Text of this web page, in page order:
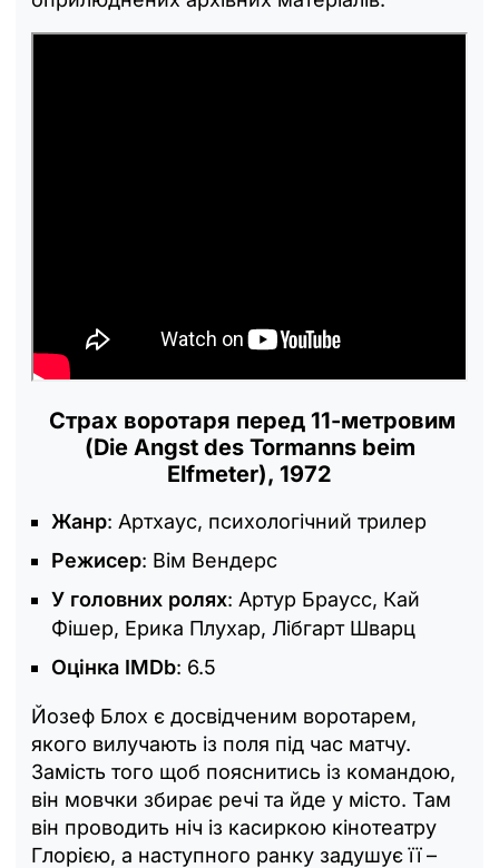
Страх воротаря перед 11-метровим
(Die Angst des Tormanns beim
Elfmeter), 1972
Жанр: Артхаус, психологічний трилер
Режисер: Вім Вендерс
У головних ролях: Артур Браусс, Кай
Фішер, Ерика Плухар, Лібгарт Шварц
Оцінка IMDb: 6.5
Йозеф Блох є досвідченим воротарем,
якого вилучають із поля під час матчу.
Замість того щоб пояснитись із командою,
він мовчки збирає речі та йде у місто. Там
він проводить ніч із касиркою кінотеатру
Глорією, а наступного ранку задушує її –